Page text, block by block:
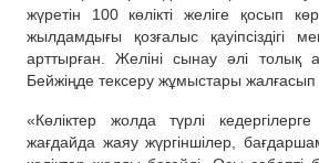
жүретін 100 көлікті желіге қосып
жылдамдығы қозғалыс қауіпсіздігі
арттырған. Желіні сынау әлі толық
Бейжіңде тексеру жұмыстары
«Көліктер жолда түрлі
жағдайда жаяу жүргіншілер,